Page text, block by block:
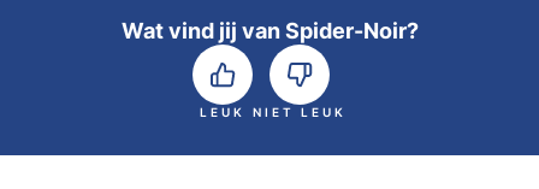
Wat vind jij van Spider-Noir?
LEUK NIET LEUK